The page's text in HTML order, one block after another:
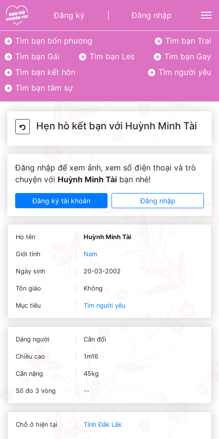
Đăng ký Đăng nhập
Tìm bạn bốn phương
Tìm bạn Trai
Tìm bạn Gái
Tìm bạn Les
Tìm bạn Gay
Tìm bạn kết hôn
Tìm người yêu
Tìm bạn tâm sự
Hẹn hò kết bạn với Huỳnh Minh Tài
Đăng nhập để xem ảnh, xem số điện thoại và trò
chuyện với Huỳnh Minh Tài bạn nhé!
Đăng ký tài khoản Đăng nhập
Họ tên Huỳnh Minh Tài
Giới tính Nam
Ngày sinh 20-03-2002
Tôn giáo Không
Mục tiêu Tìm người yêu
Dáng người Cân đối
Chiều cao 1m16
Cân nặng 45kg
Số đo 3 vòng --
Chỗ ở hiện tại Tỉnh Đắk Lắk